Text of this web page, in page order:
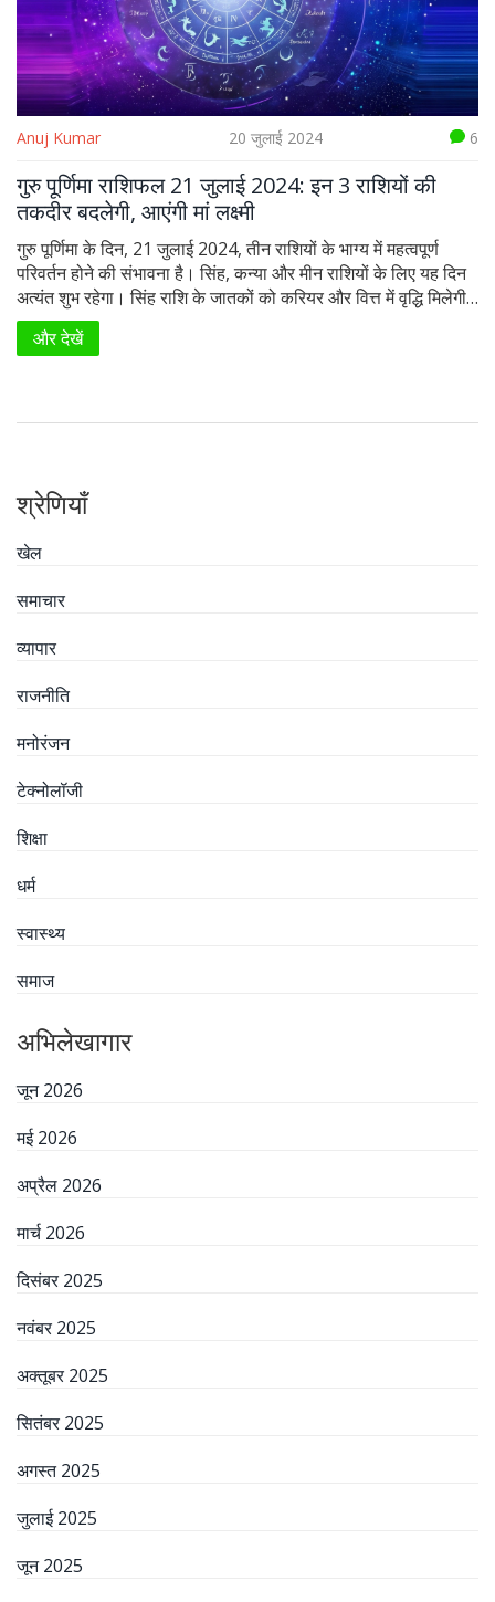
Anuj Kumar 20 जुलाई 2024 6
गुरु पूर्णिमा राशिफल 21 जुलाई 2024: इन 3 राशियों की
तकदीर बदलेगी, आएंगी मां लक्ष्मी
गुरु पूर्णिमा के दिन, 21 जुलाई 2024, तीन राशियों के भाग्य में महत्वपूर्ण
परिवर्तन होने की संभावना है। सिंह, कन्या और मीन राशियों के लिए यह दिन
अत्यंत शुभ रहेगा। सिंह राशि के जातकों को करियर और वित्त में वृद्धि मिलेगी,
कन्या राशि के संबंधों में सुधार और मीन राशि के जीवन में सकारात्मक परिवर्तन
देखने को मिलेगा।
और देखें
श्रेणियाँ
खेल
समाचार
व्यापार
राजनीति
मनोरंजन
टेक्नोलॉजी
शिक्षा
धर्म
स्वास्थ्य
समाज
अभिलेखागार
जून 2026
मई 2026
अप्रैल 2026
मार्च 2026
दिसंबर 2025
नवंबर 2025
अक्तूबर 2025
सितंबर 2025
अगस्त 2025
जुलाई 2025
जून 2025